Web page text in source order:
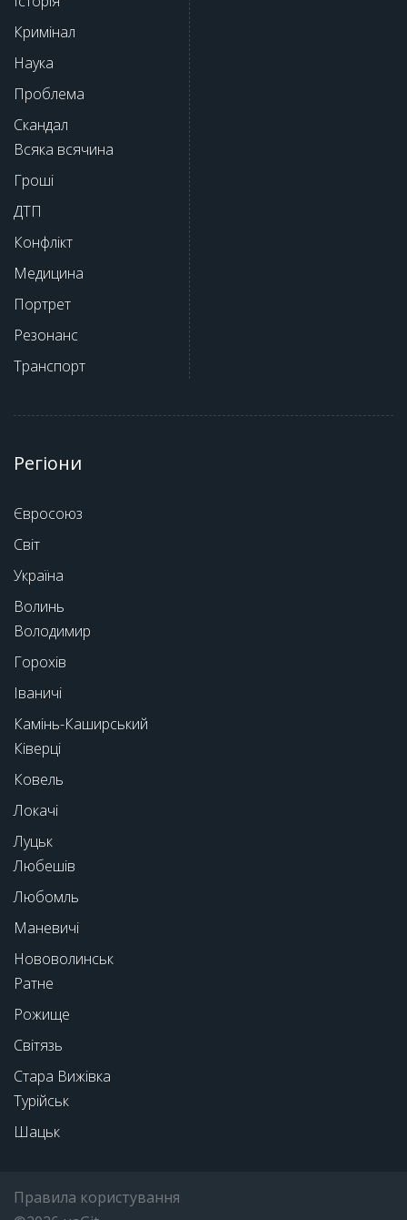
Кримінал
Наука
Проблема
Скандал
Всяка всячина
Гроші
ДТП
Конфлікт
Медицина
Портрет
Резонанс
Транспорт
Регіони
Євросоюз
Світ
Україна
Волинь
Володимир
Горохів
Іваничі
Камінь-Каширський
Ківерці
Ковель
Локачі
Луцьк
Любешів
Любомль
Маневичі
Нововолинськ
Ратне
Рожище
Світязь
Стара Вижівка
Турійськ
Шацьк
Правила користування